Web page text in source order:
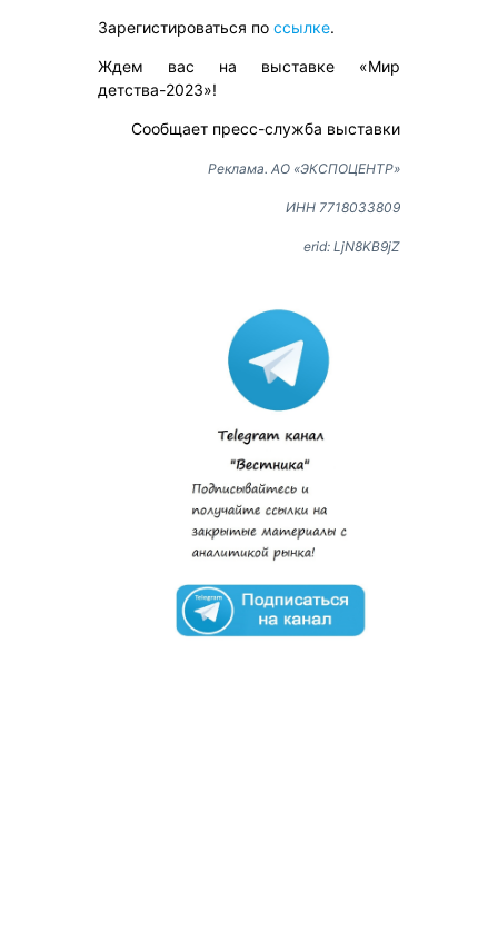
Зарегистироваться по ссылке.
Ждем вас на выставке «Мир
детства-2023»!
Сообщает пресс-служба выставки
Реклама. АО «ЭКСПОЦЕНТР»
ИНН 7718033809
erid: LjN8KB9jZ